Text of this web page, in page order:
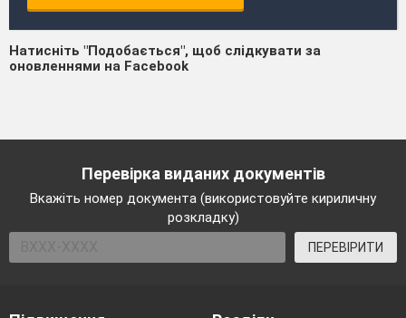
Натисніть "Подобається", щоб слідкувати за
оновленнями на Facebook
Перевірка виданих документів
Вкажіть номер документа (використовуйте кириличну
розкладку)
ПЕРЕВІРИТИ